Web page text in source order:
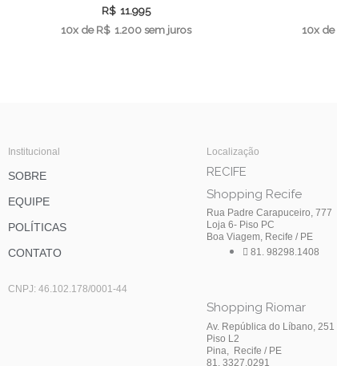
R$ 11.995
10x deR$ 1.200sem juros
10x de
Institucional
SOBRE
EQUIPE
POLÍTICAS
CONTATO
CNPJ: 46.102.178/0001-44
Localização
RECIFE
Shopping Recife
Rua Padre Carapuceiro, 777
Loja 6- Piso PC
Boa Viagem, Recife / PE
81. 98298.1408
Shopping Riomar
Av. República do Líbano, 251
Piso L2
Pina, Recife / PE
81. 3327.0291